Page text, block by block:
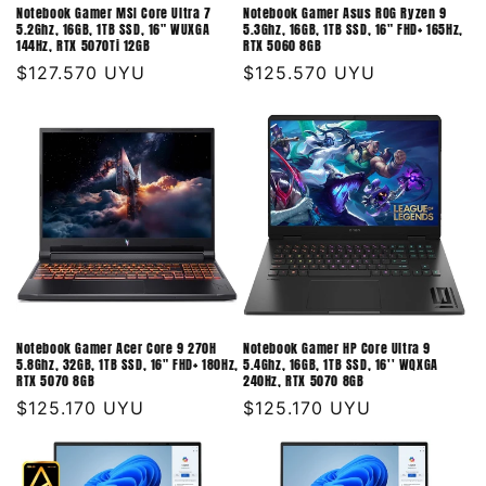
Notebook Gamer MSI Core Ultra 7
5.2Ghz, 16GB, 1TB SSD, 16" WUXGA
144Hz, RTX 5070Ti 12GB
Precio
$127.570 UYU
Notebook Gamer Asus ROG Ryzen 9
5.3Ghz, 16GB, 1TB SSD, 16" FHD+ 165Hz,
RTX 5060 8GB
Precio
$125.570 UYU
Notebook Gamer Acer Core 9 270H
5.8Ghz, 32GB, 1TB SSD, 16" FHD+ 180Hz,
RTX 5070 8GB
Precio
$125.170 UYU
Notebook Gamer HP Core Ultra 9
5.4Ghz, 16GB, 1TB SSD, 16'' WQXGA
240Hz, RTX 5070 8GB
Precio
$125.170 UYU